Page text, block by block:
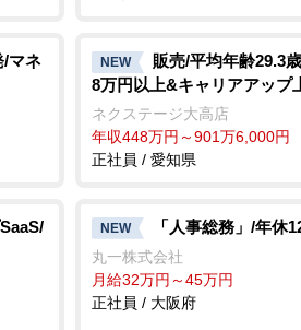
/マネ NEW
販売/平均年齢29.3
8万円以上&キャリアアップ
ネクステージ大高店
年収448万円～901万6,000円
正社員 / 愛知県
NEW 「人事総務」/年休
丸一株式会社
月給32万円～45万円
正社員 / 大阪府